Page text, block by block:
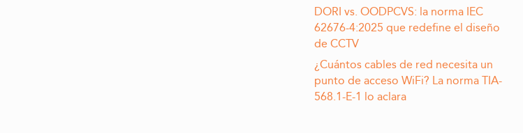
DORI vs. OODPCVS: la norma IEC
62676-4:2025 que redefine el diseño
de CCTV
¿Cuántos cables de red necesita un
punto de acceso WiFi? La norma TIA-
568.1-E-1 lo aclara